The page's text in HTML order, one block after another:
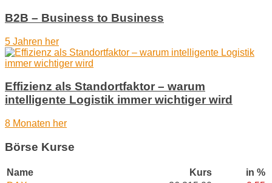
B2B – Business to Business
5 Jahren her
Effizienz als Standortfaktor – warum
intelligente Logistik immer wichtiger wird
8 Monaten her
Börse Kurse
Name Kurs
in %